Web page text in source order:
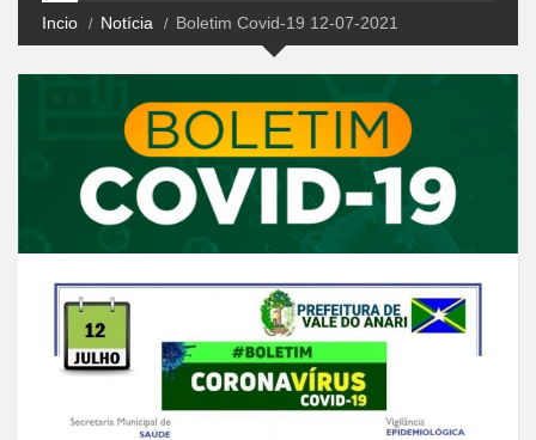
Incio Notícia Boletim Covid-19 12-07-2021